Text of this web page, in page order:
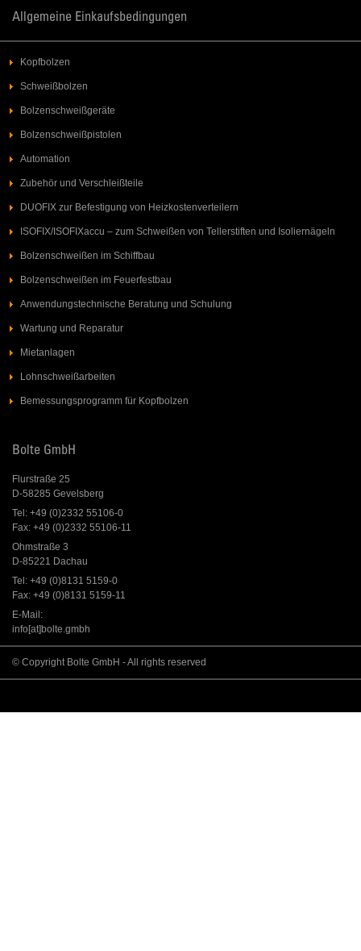
Allgemeine Einkaufsbedingungen
Kopfbolzen
Schweißbolzen
Bolzenschweißgeräte
Bolzenschweißpistolen
Automation
Zubehör und Verschleißteile
DUOFIX zur Befestigung von Heizkostenverteilern
ISOFIX/ISOFIXaccu – zum Schweißen von Tellerstiften und Isoliernägeln
Bolzenschweißen im Schiffbau
Bolzenschweißen im Feuerfestbau
Anwendungstechnische Beratung und Schulung
Wartung und Reparatur
Mietanlagen
Lohnschweißarbeiten
Bemessungsprogramm für Kopfbolzen
Bolte GmbH
Flurstraße 25
D-58285 Gevelsberg
Tel: +49 (0)2332 55106-0
Fax: +49 (0)2332 55106-11
Ohmstraße 3
D-85221 Dachau
Tel: +49 (0)8131 5159-0
Fax: +49 (0)8131 5159-11
E-Mail:
info[at]bolte.gmbh
© Copyright Bolte GmbH - All rights reserved